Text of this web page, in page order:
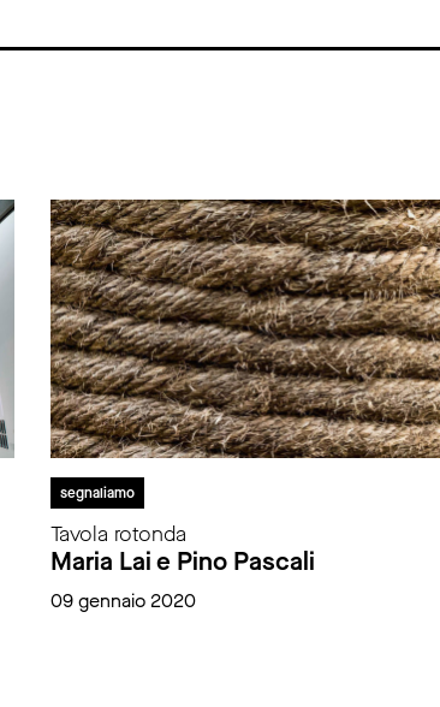
segnaliamo
Tavola rotonda
Maria Lai e Pino Pascali
09 gennaio 2020